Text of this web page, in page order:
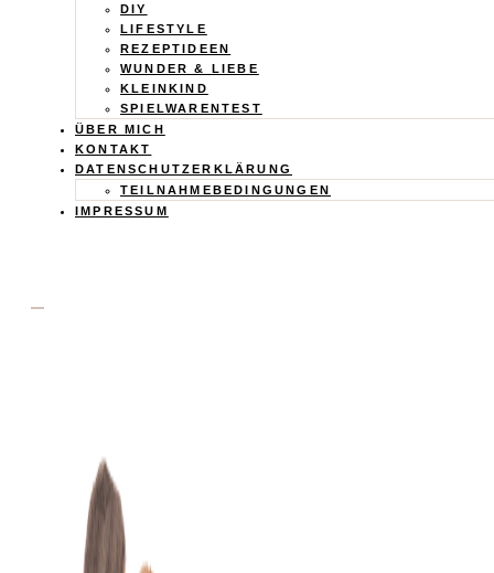
DIY
LIFESTYLE
REZEPTIDEEN
WUNDER & LIEBE
KLEINKIND
SPIELWARENTEST
ÜBER MICH
KONTAKT
DATENSCHUTZERKLÄRUNG
TEILNAHMEBEDINGUNGEN
IMPRESSUM